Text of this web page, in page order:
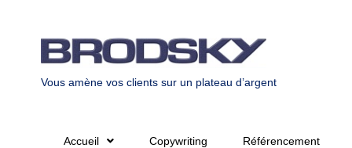
Vous amène vos clients sur un plateau d’argent
Accueil Copywriting Référencement